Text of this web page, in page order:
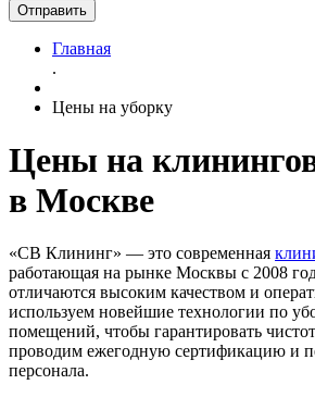
Отправить
Главная
.
Цены на уборку
Цены на
в Москве
«СВ Клининг» — это современная
работающая на рынке Москвы с 2008
отличаются высоким качеством и
используем новейшие технологии по
помещений, чтобы гарантировать
проводим ежегодную сертификацию и
персонала.